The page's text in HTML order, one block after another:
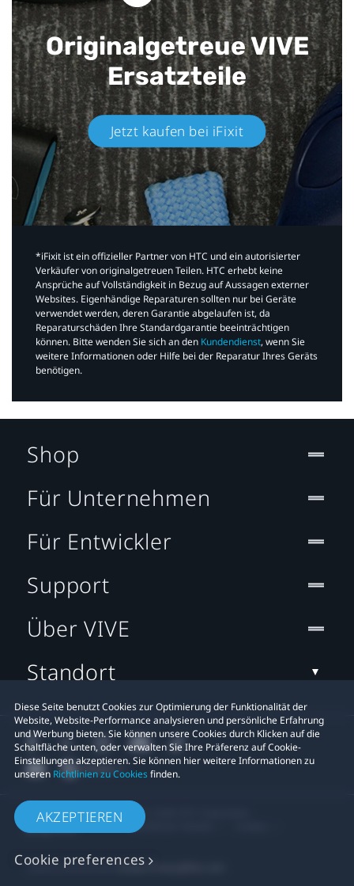
Originalgetreue VIVE
Ersatzteile
Jetzt kaufen bei iFixit​
*iFixit ist ein offizieller Partner von HTC und ein autorisierter
Verkäufer von originalgetreuen Teilen. HTC erhebt keine
Ansprüche auf Vollständigkeit in Bezug auf Aussagen externer
Websites. Eigenhändige Reparaturen sollten nur bei Geräte
verwendet werden, deren Garantie abgelaufen ist, da
Reparaturschäden Ihre Standardgarantie beeinträchtigen
können. Bitte wenden Sie sich an den Kundendienst, wenn Sie
weitere Informationen oder Hilfe bei der Reparatur Ihres Geräts
benötigen.​
Diese Seite benutzt Cookies zur Optimierung der Funktionalität der
Website, Website-Performance analysieren und persönliche Erfahrung
und Werbung bieten. Sie können unsere Cookies durch Klicken auf die
Schaltfläche unten, oder verwalten Sie Ihre Präferenz auf Cookie-
Einstellungen akzeptieren. Sie können hier weitere Informationen zu
unseren Richtlinien zu Cookiesfinden.
AKZEPTIEREN
Cookie preferences
Shop
Für Unternehmen
Für Entwickler
Support
Über VIVE
Standort
© 2011-2026 HTC Corporation
Rechtlicher Hinweis
Datenschutzkontakt: Global-Privacy@htc.com